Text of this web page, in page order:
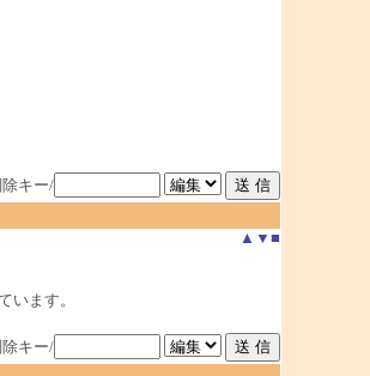
キー/
▲ ▼ ■
います。
キー/